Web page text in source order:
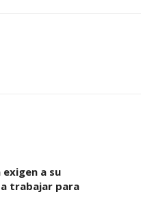
a su
trabajar para